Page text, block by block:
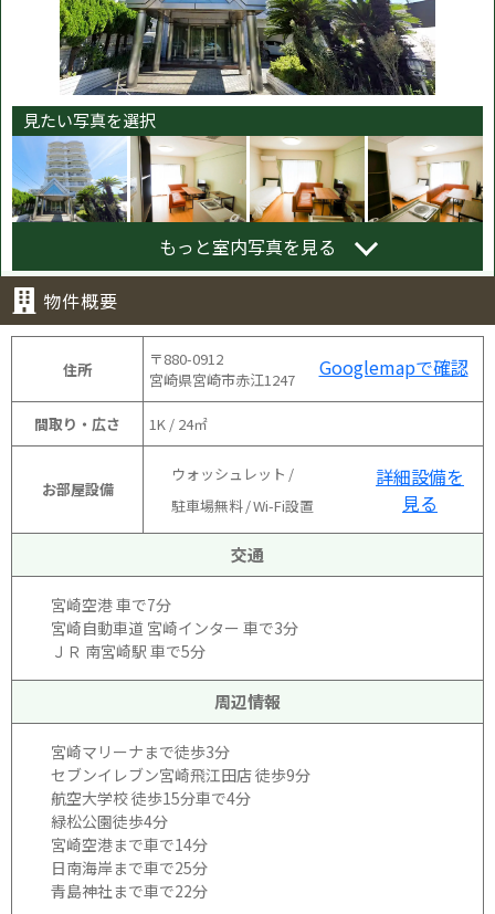
見たい写真を選択
もっと室内写真を見る
物件概要
住所
〒880-0912
宮崎県宮崎市赤江1247
Googlemapで確認
間取り・広さ 1K / 24㎡
お部屋設備
ウォッシュレット
駐車場無料 Wi-Fi設置
詳細設備を
見る
交通
宮崎空港 車で7分
宮崎自動車道 宮崎インター 車で3分
ＪＲ 南宮崎駅 車で5分
周辺情報
宮崎マリーナまで徒歩3分
セブンイレブン宮崎飛江田店 徒歩9分
航空大学校 徒歩15分車で4分
緑松公園徒歩4分
宮崎空港まで車で14分
日南海岸まで車で25分
青島神社まで車で22分